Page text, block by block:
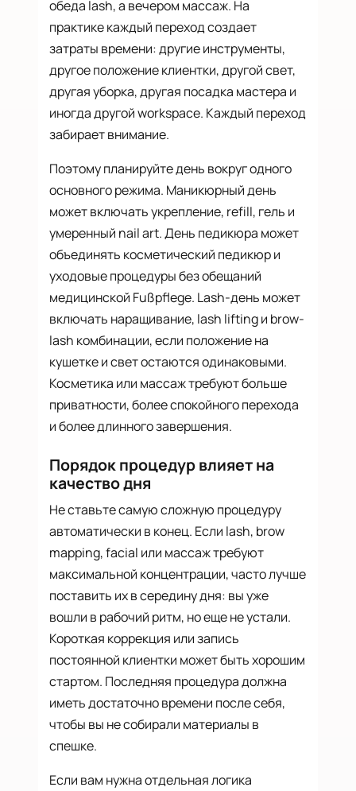
обеда lash, а вечером массаж. На
практике каждый переход создает
затраты времени: другие инструменты,
другое положение клиентки, другой свет,
другая уборка, другая посадка мастера и
иногда другой workspace. Каждый переход
забирает внимание.
Поэтому планируйте день вокруг одного
основного режима. Маникюрный день
может включать укрепление, refill, гель и
умеренный nail art. День педикюра может
объединять косметический педикюр и
уходовые процедуры без обещаний
медицинской Fußpflege. Lash-день может
включать наращивание, lash lifting и brow-
lash комбинации, если положение на
кушетке и свет остаются одинаковыми.
Косметика или массаж требуют больше
приватности, более спокойного перехода
и более длинного завершения.
Порядок процедур влияет на
качество дня
Не ставьте самую сложную процедуру
автоматически в конец. Если lash, brow
mapping, facial или массаж требуют
максимальной концентрации, часто лучше
поставить их в середину дня: вы уже
вошли в рабочий ритм, но еще не устали.
Короткая коррекция или запись
постоянной клиентки может быть хорошим
стартом. Последняя процедура должна
иметь достаточно времени после себя,
чтобы вы не собирали материалы в
спешке.
Если вам нужна отдельная логика